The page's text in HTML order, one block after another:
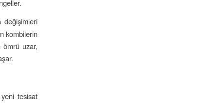
değişimleri
kombilerin
ömrü uzar,
tesisat